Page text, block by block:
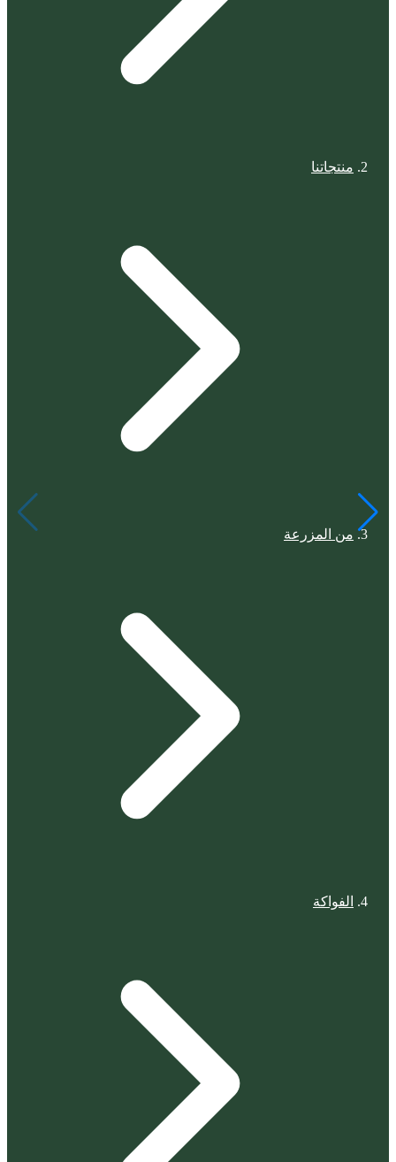
منتجاتنا
من المزرعة
الفواكة